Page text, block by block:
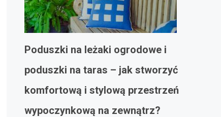
Poduszki na leżaki ogrodowe i
poduszki na taras – jak stworzyć
komfortową i stylową przestrzeń
wypoczynkową na zewnątrz?